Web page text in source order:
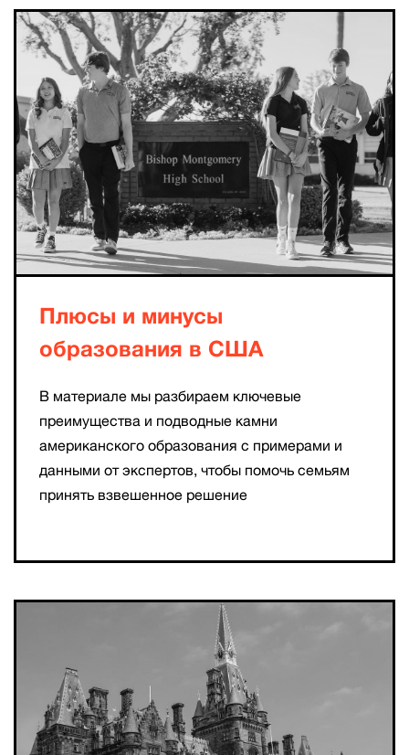
Плюсы и минусы
образования в США
В материале мы разбираем ключевые
преимущества и подводные камни
американского образования с примерами и
данными от экспертов, чтобы помочь семьям
принять взвешенное решение